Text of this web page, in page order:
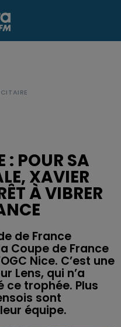
: POUR SA
XAVIER
À VIBRER
de France
Coupe de France
Nice. C’est une
Lens, qui n’a
trophée. Plus
sont
équipe.